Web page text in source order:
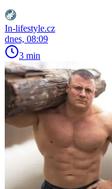
In-lifestyle.cz
dnes, 08:09
3 min